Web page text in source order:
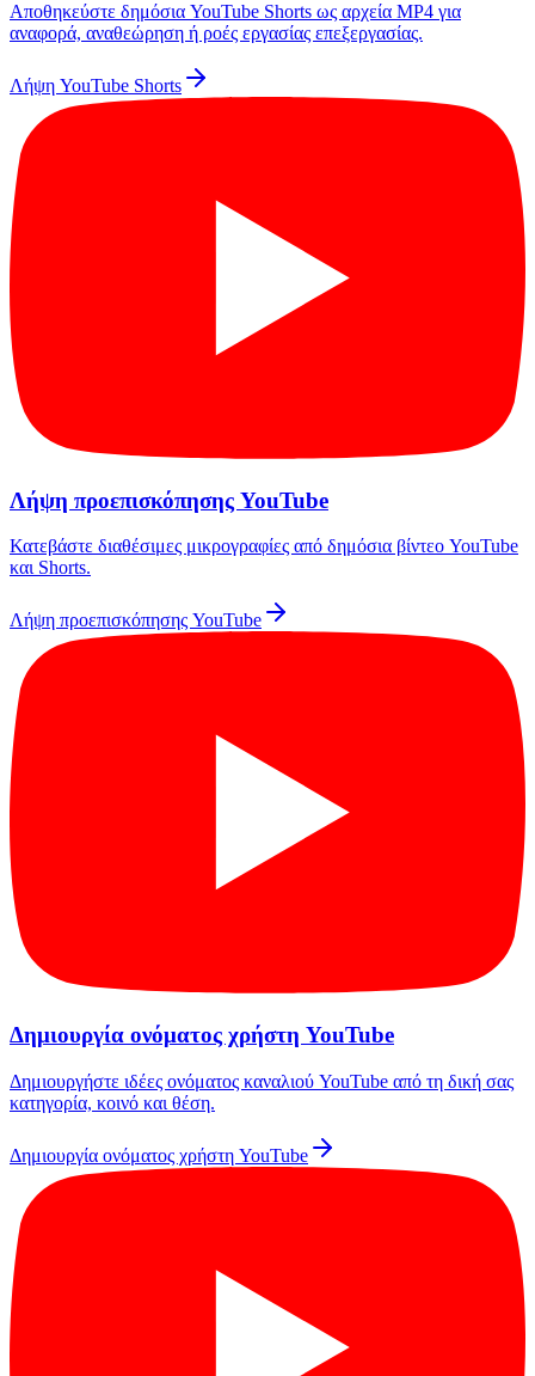
Αποθηκεύστε δημόσια YouTube Shorts ως αρχεία MP4 για
αναφορά, αναθεώρηση ή ροές εργασίας επεξεργασίας.
Λήψη YouTube Shorts
Λήψη προεπισκόπησης YouTube
Κατεβάστε διαθέσιμες μικρογραφίες από δημόσια βίντεο YouTube
και Shorts.
Λήψη προεπισκόπησης YouTube
Δημιουργία ονόματος χρήστη YouTube
Δημιουργήστε ιδέες ονόματος καναλιού YouTube από τη δική σας
κατηγορία, κοινό και θέση.
Δημιουργία ονόματος χρήστη YouTube